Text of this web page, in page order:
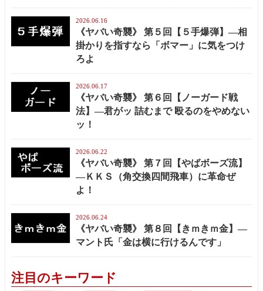
2026.06.16
《ヤバい奇襲》 第５回【５手爆弾】—相
掛かりを指すなら「ボマー」に気をつけ
ろよ
2026.06.17
《ヤバい奇襲》 第６回【ノーガード戦
法】—君がッ 詰むまで 殴るのをやめない
ッ！
2026.06.22
《ヤバい奇襲》 第７回【やばボーズ流】
—ＫＫＳ（角交換四間飛車）に革命ぜ
よ！
2026.06.24
《ヤバい奇襲》 第８回【きｍきｍ金】—
マント氏「金は横に行けるんです」
注目のキーワード